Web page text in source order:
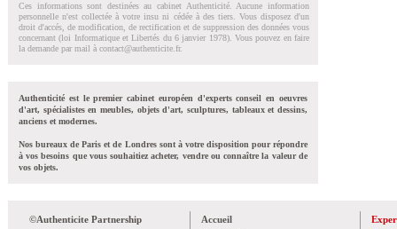
Ces informations sont destinées au cabinet Authenticité. Aucune information
personnelle n'est collectée à votre insu ni cédée à des tiers. Vous disposez d'un
droit d'accés, de modification, de rectification et de suppression des données vous
concernant (loi Informatique et Libertés du 6 janvier 1978). Vous pouvez en faire
la demande par mail à contact@authenticite.fr.
Authenticité est le premier cabinet européen d'experts conseil en oeuvres
d'art, spécialistes en meubles, objets d'art, sculptures, tableaux et dessins,
anciens et modernes.
Nos bureaux de Paris et de Londres sont à votre disposition pour répondre
à vos besoins que vous souhaitiez acheter, vendre ou connaître la valeur de
vos objets.
©Authenticite Partnership
Accueil